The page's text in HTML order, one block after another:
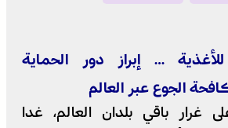
للأغذية … إبراز دور الحماية
الجوع عبر العالم
غرار باقي بلدان العالم، غدا